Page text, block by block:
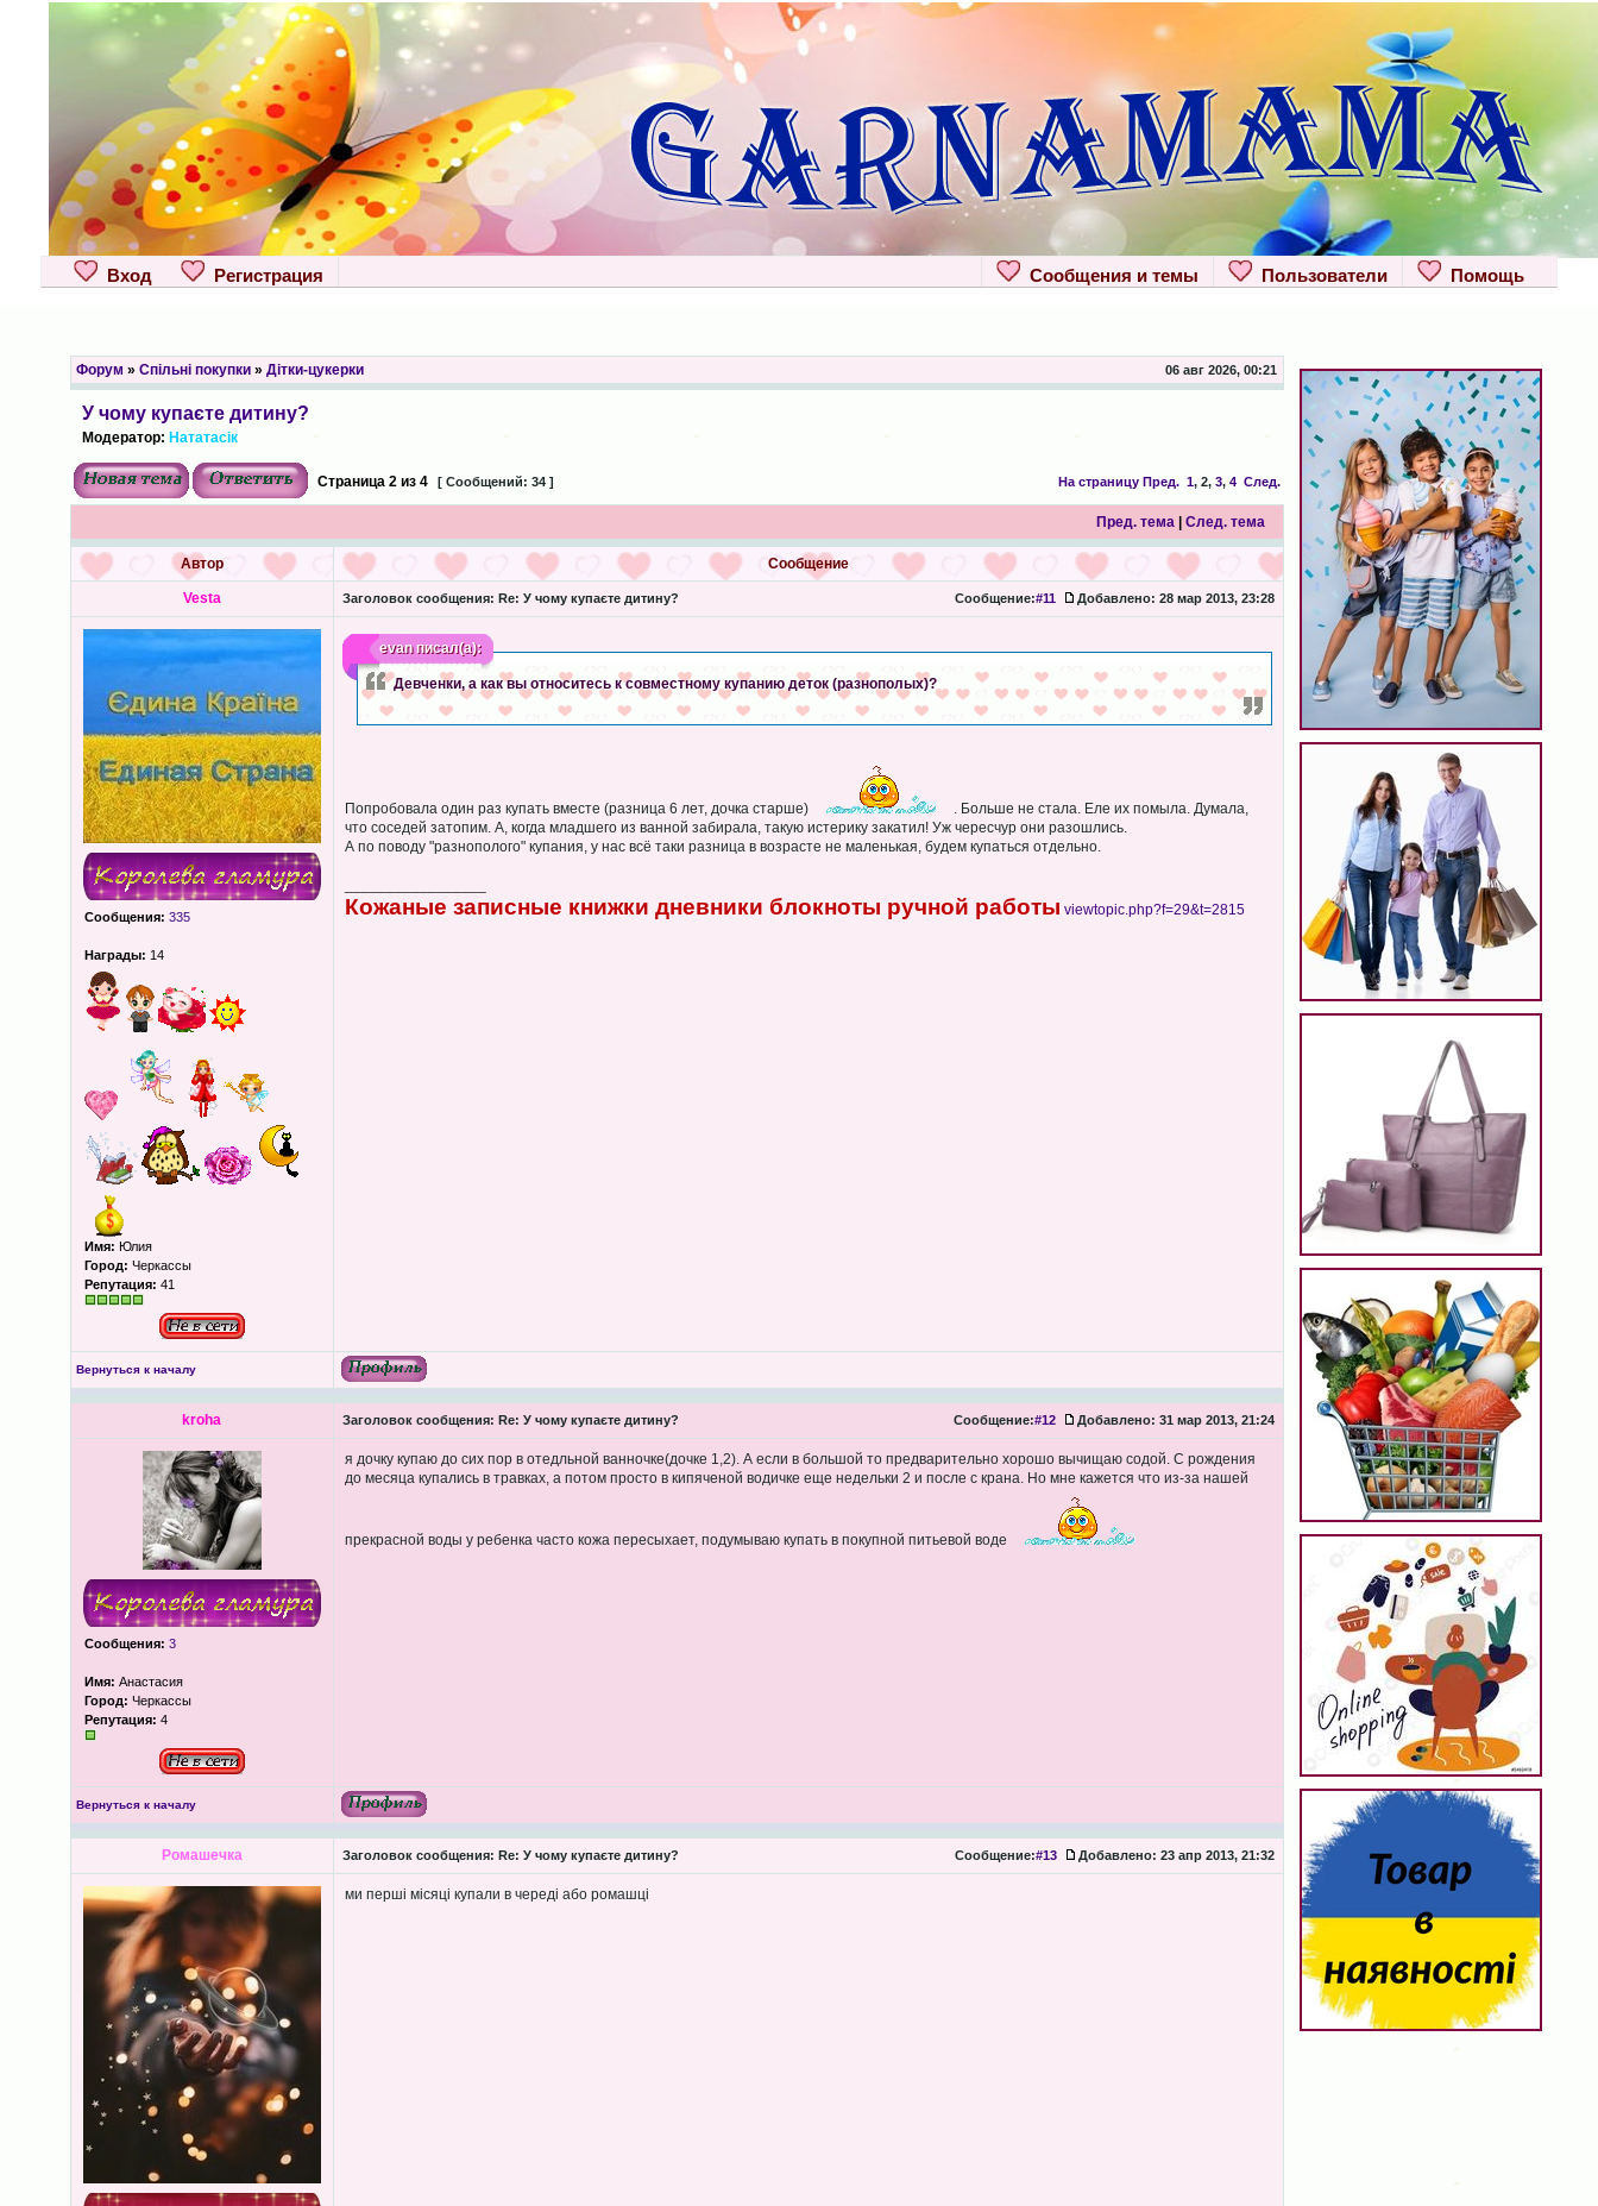
Вход Регистрация Помощь
Пользователи
Сообщения и темы
Форум » Спільні покупки» Дітки-цукерки 06 авг 2026, 00:21
У чому купаєте дитину?
Модератор: Нататасік
Страница 2из 4 [ Сообщений: 34 ] На страницу Пред. 1, 2, 3, 4 След.
Пред. тема| След. тема
Автор Сообщение
Vesta Заголовок сообщения: Re: У чому купаєте дитину? Сообщение:#11 Добавлено: 28 мар 2013, 23:28
Сообщения: 335
Награды: 14
Имя: Юлия
Город: Черкассы
Репутация: 41
evanписал(а):
Девченки, а как вы относитесь к совместному купанию деток (разнополых)?
Попробовала один раз купать вместе (разница 6 лет, дочка старше)
. Больше не стала. Еле их помыла. Думала,
что соседей затопим. А, когда младшего из ванной забирала, такую истерику закатил! Уж чересчур они разошлись.
А по поводу "разнополого" купания, у нас всё таки разница в возрасте не маленькая, будем купаться отдельно.
Кожаные записные книжки дневники блокноты ручной работы viewtopic.php?f=29&t=2815
Вернуться к началу
kroha Заголовок сообщения: Re: У чому купаєте дитину? Сообщение:#12 Добавлено: 31 мар 2013, 21:24
Сообщения: 3
Имя: Анастасия
Город: Черкассы
Репутация: 4
я дочку купаю до сих пор в отедльной ванночке(дочке 1,2). А если в большой то предварительно хорошо вычищаю содой. С рождения
до месяца купались в травках, а потом просто в кипяченой водичке еще недельки 2 и после с крана. Но мне кажется что из-за нашей
прекрасной воды у ребенка часто кожа пересыхает, подумываю купать в покупной питьевой воде
Вернуться к началу
Ромашечка Заголовок сообщения: Re: У чому купаєте дитину? Сообщение:#13 Добавлено: 23 апр 2013, 21:32
ми перші місяці купали в череді або ромашці